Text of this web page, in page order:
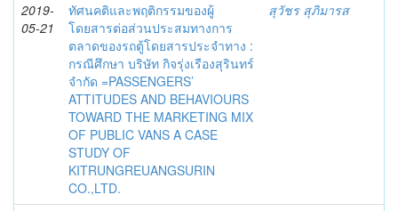
2019-
05-21
ทัศนคติและพฤติกรรมของผู้
โดยสารต่อส่วนประสมทางการ
ตลาดของรถตู้โดยสารประจำทาง :
กรณีศึกษา บริษัท กิจรุ่งเรืองสุรินทร์
จำกัด =PASSENGERS’
ATTITUDES AND BEHAVIOURS
TOWARD THE MARKETING MIX
OF PUBLIC VANS A CASE
STUDY OF
KITRUNGREUANGSURIN
CO.,LTD.
สุวัชร สุภิมารส